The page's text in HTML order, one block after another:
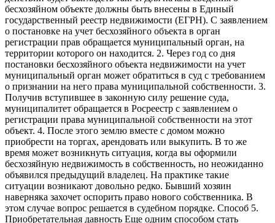
бесхозяйном объекте должны быть внесены в Единый
государственный реестр недвижимости (ЕГРН). С заявлением
о постановке на учет бесхозяйного объекта в орган
регистрации прав обращается муниципальный орган, на
территории которого он находится. 2. Через год со дня
постановки бесхозяйного объекта недвижимости на учет
муниципальный орган может обратиться в суд с требованием
о признании на него права муниципальной собственности. 3.
Получив вступившее в законную силу решение суда,
муниципалитет обращается в Росреестр с заявлением о
регистрации права муниципальной собственности на этот
объект. 4. После этого землю вместе с домом можно
приобрести на торгах, арендовать или выкупить. В то же
время может возникнуть ситуация, когда вы оформили
бесхозяйную недвижимость в собственность, но неожиданно
объявился предыдущий владелец. На практике такие
ситуации возникают довольно редко. Бывший хозяин
наверняка захочет оспорить право нового собственника. В
этом случае вопрос решается в судебном порядке. Способ 5.
Приобретательная давность Еще одним способом стать